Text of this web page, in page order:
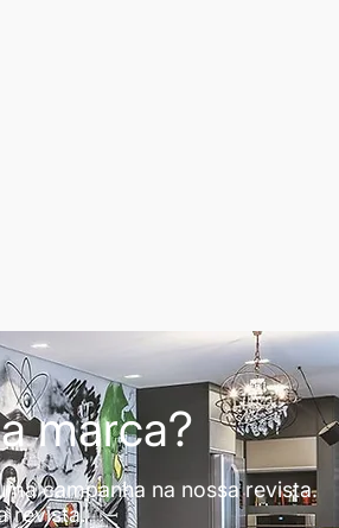
marca?
campanha na nossa revista.
revista.